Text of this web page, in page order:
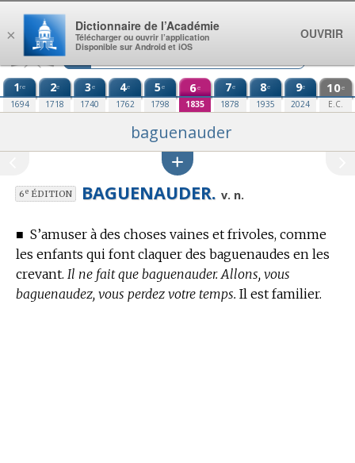
Aller au contenu
1re
1694
2e
1718
3e
1740
4e
1762
5e
1798
6e
1835
7e
1878
8e
1935
9e
2024
10e
E.C.
baguenauder
6eÉDITION BAGUENAUDER. v. n.
■ S’amuser à des choses vaines et frivoles, comme
les enfants qui font claquer des baguenaudes en les
crevant. Il ne fait que baguenauder. Allons, vous
baguenaudez, vous perdez votre temps. Il est familier.
×
Dictionnaire de l’Académie
Télécharger ou ouvrir l’application
Disponible sur Android et iOS
OUVRIR